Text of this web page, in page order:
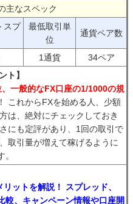
主なスペック
スプ
最低取引単
位
通貨ペア数
1通貨
34ペア
ト】
、一般的なFX口座の1/1000の規
これからFXを始める人、少額
は、絶対にチェックしておき
にも定評があり、1回の取引で
取引量が増えて稼げるように
ットを解説！ スプレッド、
較、キャンペーン情報や口座開